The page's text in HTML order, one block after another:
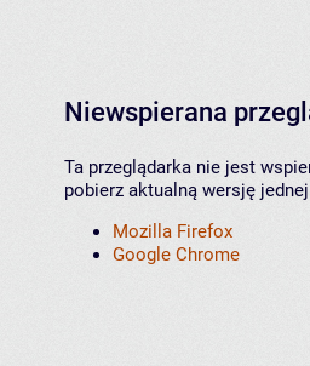
Niewspierana
Ta przeglądarka nie jest
pobierz aktualną wersję
Mozilla Firefox
Google Chrome